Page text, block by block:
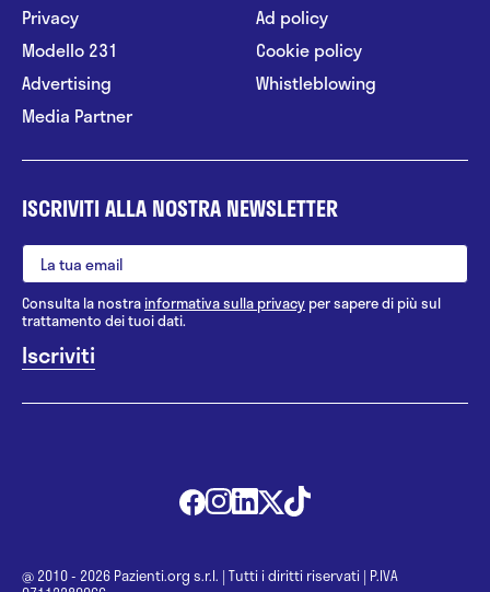
Privacy
Modello 231
Advertising
Media Partner
Ad policy
Cookie policy
Whistleblowing
ISCRIVITI ALLA NOSTRA NEWSLETTER
Consulta la nostrainformativa sulla privacy per sapere di più sul
trattamento dei tuoi dati.
@ 2010 - 2026 Pazienti.org s.r.l. | Tutti i diritti riservati | P.IVA